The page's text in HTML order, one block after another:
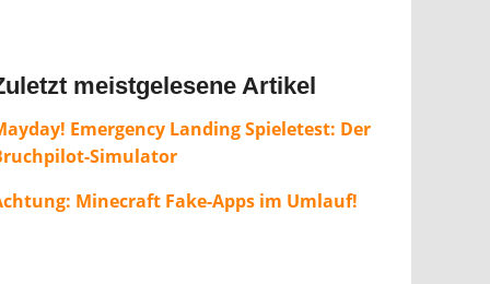
meistgelesene Artikel
Emergency Landing Spieletest: Der
Simulator
Minecraft Fake-Apps im Umlauf!